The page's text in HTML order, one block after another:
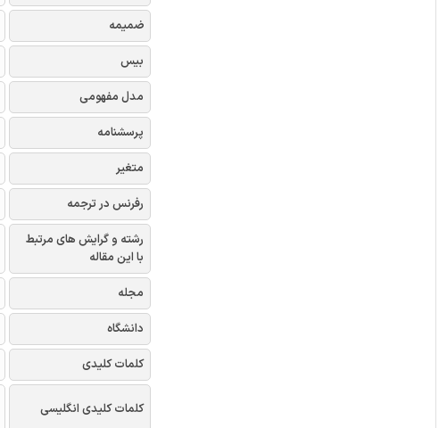
ضمیمه
بیس
مدل مفهومی
پرسشنامه
متغیر
رفرنس در ترجمه
رشته و گرایش های مرتبط
با این مقاله
مجله
دانشگاه
کلمات کلیدی
کلمات کلیدی انگلیسی